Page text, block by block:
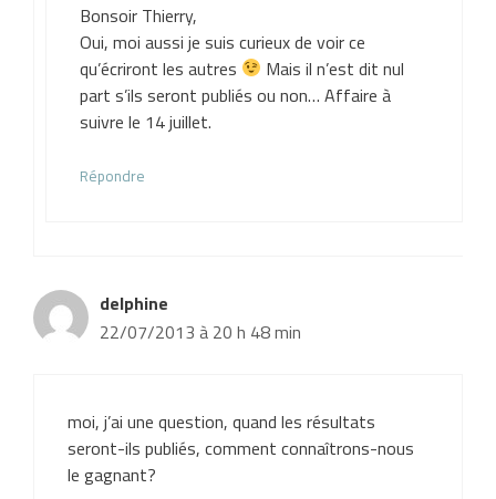
Bonsoir Thierry,
Oui, moi aussi je suis curieux de voir ce
qu’écriront les autres
Mais il n’est dit nul
part s’ils seront publiés ou non… Affaire à
suivre le 14 juillet.
Répondre
delphine
22/07/2013 à 20 h 48 min
moi, j’ai une question, quand les résultats
seront-ils publiés, comment connaîtrons-nous
le gagnant?